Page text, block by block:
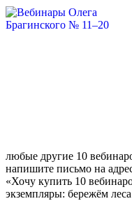
любые другие 10
напишите письмо на
«Хочу купить 10
экземпляры: бережём